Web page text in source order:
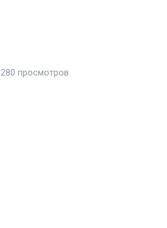
280 просмотров